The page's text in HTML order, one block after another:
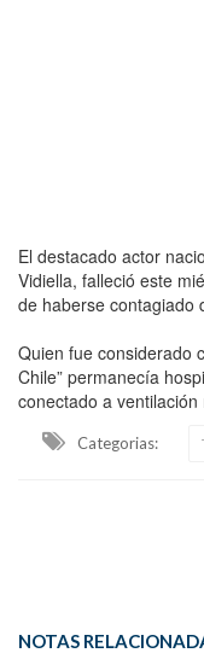
El destacado actor
Vidiella, falleció este
de haberse contagiado
Quien fue considerado
Chile” permanecía
conectado a
Categorias:
NOTAS